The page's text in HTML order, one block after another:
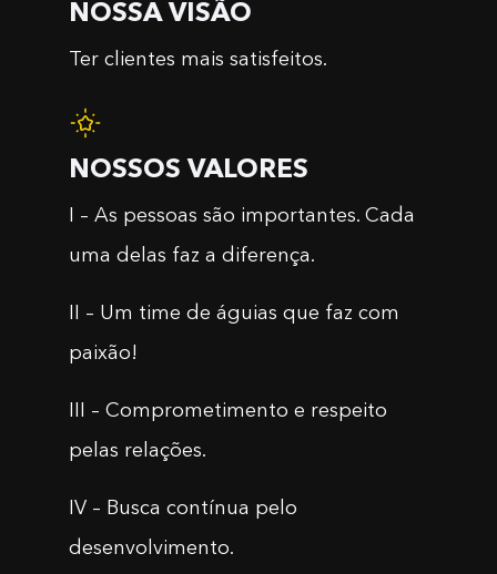
NOSSA VISÃO
Ter clientes mais satisfeitos.
NOSSOS VALORES
I – As pessoas são importantes. Cada
uma delas faz a diferença.
II – Um time de águias que faz com
paixão!
III – Comprometimento e respeito
pelas relações.
IV – Busca contínua pelo
desenvolvimento.